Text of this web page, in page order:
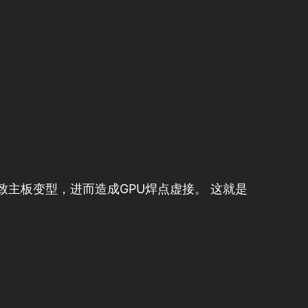
板变型，进而造成GPU焊点虚接。 这就是